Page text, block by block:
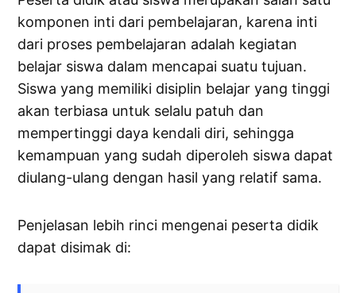
komponen inti dari pembelajaran, karena inti
dari proses pembelajaran adalah kegiatan
belajar siswa dalam mencapai suatu tujuan.
Siswa yang memiliki disiplin belajar yang tinggi
akan terbiasa untuk selalu patuh dan
mempertinggi daya kendali diri, sehingga
kemampuan yang sudah diperoleh siswa dapat
diulang-ulang dengan hasil yang relatif sama.
Penjelasan lebih rinci mengenai peserta didik
dapat disimak di: